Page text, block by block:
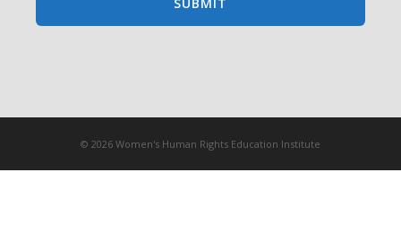
© 2026 Women's Human Rights Education Institute